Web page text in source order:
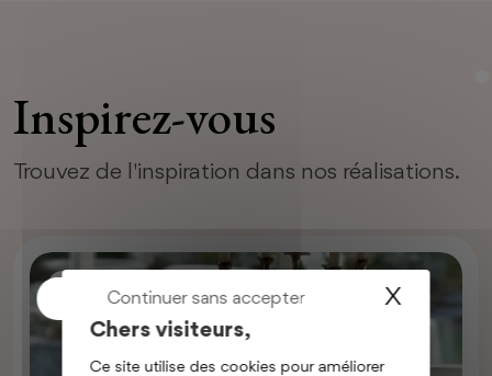
Inspirez-vous
Trouvez de l'inspiration dans nos réalisations.
X
Chers visiteurs,
Ce site utilise des cookies pour améliorer
Continuer sans accepter